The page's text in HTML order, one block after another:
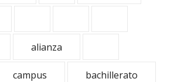
alianza
campus bachillerato